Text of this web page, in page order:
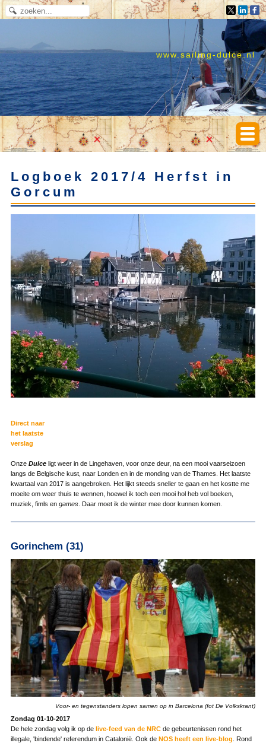
www.sailing-dulce.nl
Logboek 2017/4 Herfst in
Gorcum
Direct naar
het laatste
verslag
Onze Dulceligt weer in de Lingehaven, voor onze deur, na een mooi vaarseizoen
langs de Belgische kust, naar Londen en in de monding van de Thames. Het laatste
kwartaal van 2017 is aangebroken. Het lijkt steeds sneller te gaan en het kostte me
moeite om weer thuis te wennen, hoewel ik toch een mooi hol heb vol boeken,
muziek, fimls en games. Daar moet ik de winter mee door kunnen komen.
Gorinchem (31)
Voor- en tegenstanders lopen samen op in Barcelona (fot De Volkskrant)
Zondag 01-10-2017
De hele zondag volg ik op delive-feed van de NRCde gebeurtenissen rond het
illegale, 'bindende' referendum in Catalonië. Ook deNOS heeft een live-blog . Rond